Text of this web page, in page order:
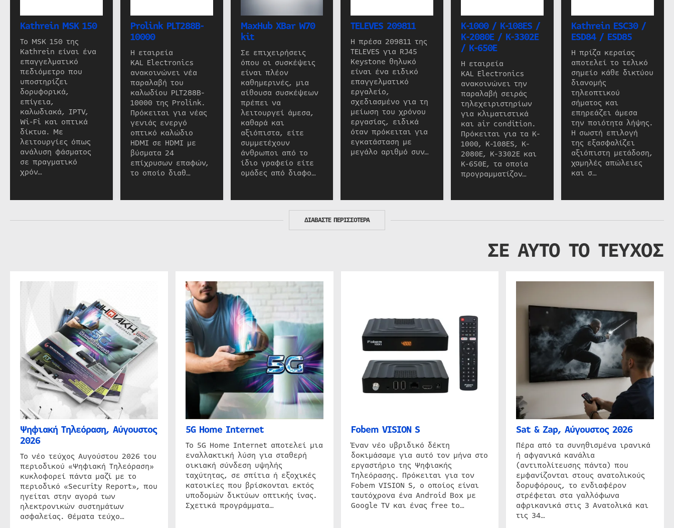
Kathrein MSK 150
Το MSK 150 της
Kathrein είναι ένα
επαγγελματικό
πεδιόμετρο που
υποστηρίζει
δορυφορικά,
επίγεια,
καλωδιακά, IPTV,
Wi-Fi και οπτικά
δίκτυα. Με
λειτουργίες όπως
ανάλυση φάσματος
σε πραγματικό
χρόν…
Prolink PLT288B-
10000
Η εταιρεία
KAL Electronics
ανακοινώνει νέα
παραλαβή του
καλωδίου PLT288B-
10000 της Prolink.
Πρόκειται για νέας
γενιάς ενεργό
οπτικό καλώδιο
HDMI σε HDMI με
βύσματα 24
επίχρυσων επαφών,
το οποίο διαθ…
MaxHub XBar W70
kit
Σε επιχειρήσεις
όπου οι συσκέψεις
είναι πλέον
καθημερινές, μια
αίθουσα συσκέψεων
πρέπει να
λειτουργεί άμεσα,
καθαρά και
αξιόπιστα, είτε
συμμετέχουν
άνθρωποι από το
ίδιο γραφείο είτε
ομάδες από διαφο…
TELEVES 209811
Η πρέσα 209811 της
TELEVES για RJ45
Keystone θηλυκό
είναι ένα ειδικό
επαγγελματικό
εργαλείο,
σχεδιασμένο για τη
μείωση του χρόνου
εργασίας, ειδικά
όταν πρόκειται για
εγκατάσταση με
μεγάλο αριθμό συν…
K-1000 / K-108ES /
K-2080E / K-3302E
/ K-650E
Η εταιρεία
KAL Electronics
ανακοινώνει την
παραλαβή σειράς
τηλεχειριστηρίων
για κλιματιστικά
και air condition.
Πρόκειται για τα K-
1000, K-108ES, K-
2080E, K-3302E και
K-650E, τα οποία
προγραμματίζον…
Kathrein ESC30 /
ESD84 / ESD85
Η πρίζα κεραίας
αποτελεί το τελικό
σημείο κάθε δικτύου
διανομής
τηλεοπτικού
σήματος και
επηρεάζει άμεσα
την ποιότητα λήψης.
Η σωστή επιλογή
της εξασφαλίζει
αξιόπιστη μετάδοση,
χαμηλές απώλειες
και σ…
ΔΙΑΒΑΣΤΕ ΠΕΡΙΣΣΟΤΕΡΑ
ΣΕ ΑΥΤΟ ΤΟ ΤΕΥΧΟΣ
Ψηφιακή Τηλεόραση, Αύγουστος
2026
Το νέο τεύχος Αυγούστου 2026 του
περιοδικού «Ψηφιακή Τηλεόραση»
κυκλοφορεί πάντα μαζί με το
περιοδικό «Security Report», που
ηγείται στην αγορά των
ηλεκτρονικών συστημάτων
ασφαλείας. Θέματα τεύχο…
5G Home Internet
Το 5G Home Internet αποτελεί μια
εναλλακτική λύση για σταθερή
οικιακή σύνδεση υψηλής
ταχύτητας, σε σπίτια ή εξοχικές
κατοικίες που βρίσκονται εκτός
υποδομών δικτύων οπτικής ίνας.
Σχετικά προγράμματα…
Fobem VISION S
Έναν νέο υβριδικό δέκτη
δοκιμάσαμε για αυτό τον μήνα στο
εργαστήριο της Ψηφιακής
Τηλεόρασης. Πρόκειται για τον
Fobem VISION S, ο οποίος είναι
ταυτόχρονα ένα Android Box με
Google TV και ένας free to…
Sat & Zap, Αύγουστος 2026
Πέρα από τα συνηθισμένα ιρανικά
ή αφγανικά κανάλια
(αντιπολίτευσης πάντα) που
εμφανίζονται στους ανατολικούς
δορυφόρους, το ενδιαφέρον
στρέφεται στα γαλλόφωνα
αφρικανικά στις 3 Ανατολικά και
τις 34…